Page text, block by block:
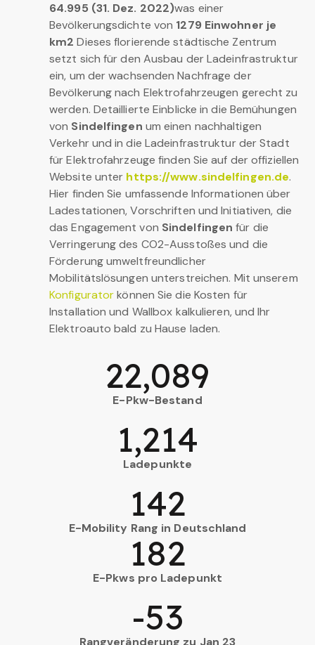
64.995 (31. Dez. 2022)was einer
Bevölkerungsdichte von 1279 Einwohner je
km2 Dieses florierende städtische Zentrum
setzt sich für den Ausbau der Ladeinfrastruktur
ein, um der wachsenden Nachfrage der
Bevölkerung nach Elektrofahrzeugen gerecht zu
werden. Detaillierte Einblicke in die Bemühungen
von Sindelfingen um einen nachhaltigen
Verkehr und in die Ladeinfrastruktur der Stadt
für Elektrofahrzeuge finden Sie auf der offiziellen
Website unter https://www.sindelfingen.de.
Hier finden Sie umfassende Informationen über
Ladestationen, Vorschriften und Initiativen, die
das Engagement von Sindelfingen für die
Verringerung des CO2-Ausstoßes und die
Förderung umweltfreundlicher
Mobilitätslösungen unterstreichen. Mit unserem
Konfiguratorkönnen Sie die Kosten für
Installation und Wallbox kalkulieren, und Ihr
Elektroauto bald zu Hause laden.
E-Pkw-Bestand
22,089
Ladepunkte
1,214
E-Mobility Rang in Deutschland
142
E-Pkws pro Ladepunkt
182
Rangveränderung zu Jan 23
-53